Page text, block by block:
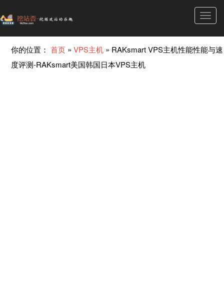
你的位置：首页 »VPS主机 » RAKsmart VPS主机性能性能与速
度评测-RAKsmart美国韩国日本VPS主机